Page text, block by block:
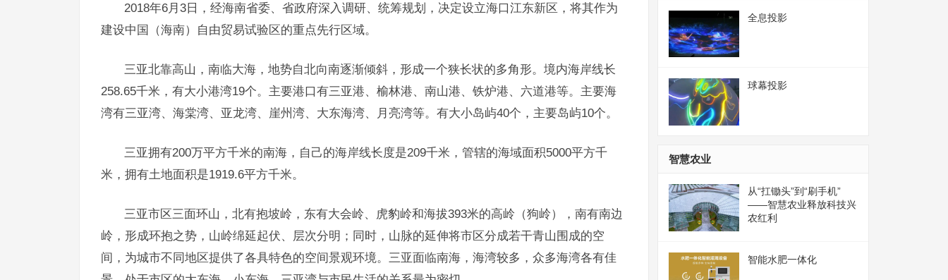
2018年6月3日，经海南省委、省政府深入调研、统筹规划，决定设立海口江东新区，将其作为
建设中国（海南）自由贸易试验区的重点先行区域。
三亚北靠高山，南临大海，地势自北向南逐渐倾斜，形成一个狭长状的多角形。境内海岸线长
258.65千米，有大小港湾19个。主要港口有三亚港、榆林港、南山港、铁炉港、六道港等。主要海
湾有三亚湾、海棠湾、亚龙湾、崖州湾、大东海湾、月亮湾等。有大小岛屿40个，主要岛屿10个。
三亚拥有200万平方千米的南海，自己的海岸线长度是209千米，管辖的海域面积5000平方千
米，拥有土地面积是1919.6平方千米。
三亚市区三面环山，北有抱坡岭，东有大会岭、虎豹岭和海拔393米的高岭（狗岭），南有南边
岭，形成环抱之势，山岭绵延起伏、层次分明；同时，山脉的延伸将市区分成若干青山围成的空
间，为城市不同地区提供了各具特色的空间景观环境。三亚面临南海，海湾较多，众多海湾各有佳
全息投影
球幕投影
智慧农业
从“扛锄头”到“刷手机”
——智慧农业释放科技兴
农红利
智能水肥一体化